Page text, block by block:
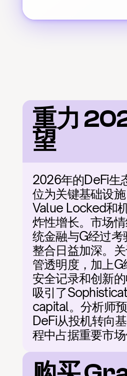
重力
望
2026年的DeFi生
位为关键基础设
Value Locked和
炸性增长。市场
统金融与G经过考
整合日益加深。
管透明度，加上G
安全记录和创新的
吸引了
capital。分析师
DeFi从投机转向
程中占据重要市场